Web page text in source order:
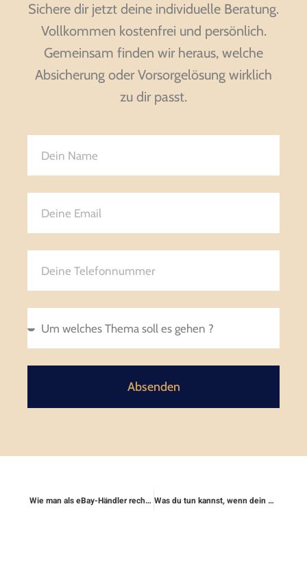
Sichere dir jetzt deine individuelle Beratung.
Vollkommen kostenfrei und persönlich.
Gemeinsam finden wir heraus, welche
Absicherung oder Vorsorgelösung wirklich
zu dir passt.
Absenden
Wie man als eBay-Händler rechtlich abgesichert ist Was du tun kannst, wenn dein Handyvertrag ungewollt weiterläuft